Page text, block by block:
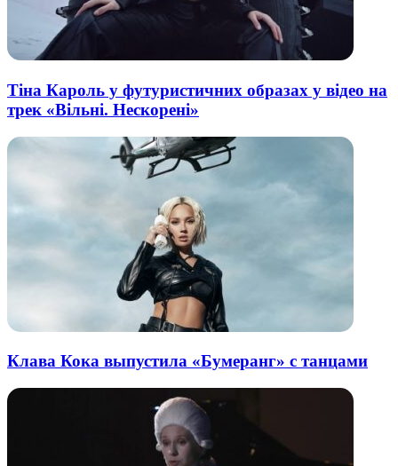
Тіна Кароль у футуристичних образах у відео на
трек «Вільні. Нескорені»
Клава Кока выпустила «Бумеранг» с танцами